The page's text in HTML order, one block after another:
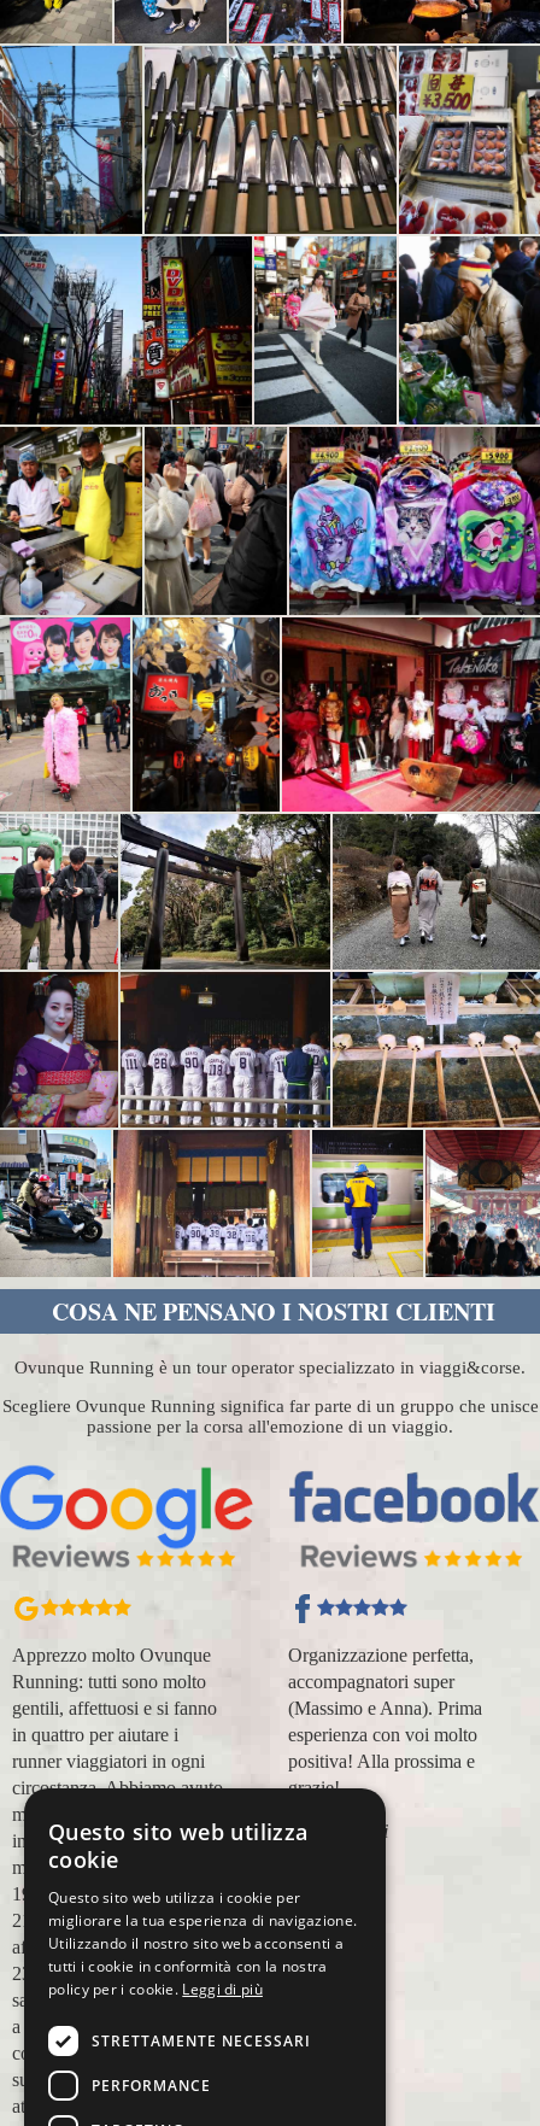
COSA NE PENSANO I NOSTRI CLIENTI
Ovunque Running è un tour operator specializzato in viaggi&corse.
Scegliere Ovunque Running significa far parte di un gruppo che unisce
passione per la corsa all'emozione di un viaggio.
Apprezzo molto Ovunque
Running: tutti sono molto
gentili, affettuosi e si fanno
in quattro per aiutare i
runner viaggiatori in ogni
circostanza. Abbiamo avuto
modo di appoggiarci a loro
in più occasioni, per delle
maratone (NYC18, Praga
19, Valencia 19, Barcellona
21, NYC 22) e ci siamo
affidati a loro per Chicago
23 (ottobre) perché
sappiamo di essere in mano
a persone non solo
competenti sul running, e
sulle città, ma anche molto
attente alle necessità
Organizzazione perfetta,
accompagnatori super
(Massimo e Anna). Prima
esperienza con voi molto
positiva! Alla prossima e
grazie!
Lara Buranti
Questo sito web utilizza
cookie
Questo sito web utilizza i cookie per
migliorare la tua esperienza di navigazione.
Utilizzando il nostro sito web acconsenti a
tutti i cookie in conformità con la nostra
policy per i cookie. Leggi di più
STRETTAMENTE NECESSARI
PERFORMANCE